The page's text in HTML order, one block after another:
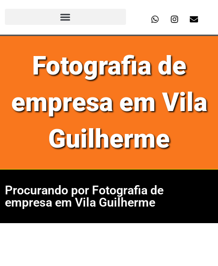
Fotografia de
empresa em Vila
Guilherme
Procurando por Fotografia de
empresa em Vila Guilherme